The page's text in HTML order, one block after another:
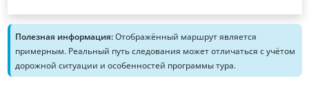
Полезная информация:Отображённый маршрут является
примерным. Реальный путь следования может отличаться с учётом
дорожной ситуации и особенностей программы тура.